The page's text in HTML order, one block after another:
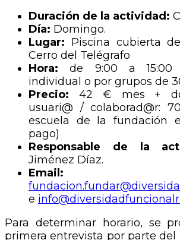
Duración de la actividad:
Día: Domingo.
Lugar: Piscina cubierta
Cerro del Telégrafo
Hora:de 9:00 a 15:00
individual o por grupos de
Precio: 42 € mes +
usuari@ / colaborad@r:
escuela de la fundación
pago)
Responsable de la
Jiménez Díaz.
Email:
e
Para determinar horario, se
primera entrevista por parte del